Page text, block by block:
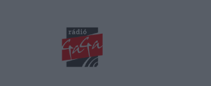
RÁDIÓ GAGA